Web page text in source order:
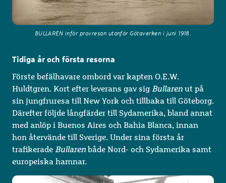
BULLAREN inför provresan utanför Götaverken i juni 1918.
Tidiga år och första resorna
Förste befälhavare ombord var kapten O.E.W.
Huldtgren. Kort efter leverans gav sig Bullaren ut på
sin jungfruresa till New York och tillbaka till Göteborg.
Därefter följde långfärder till Sydamerika, bland annat
med anlöp i Buenos Aires och Bahia Blanca, innan
hon återvände till Sverige. Under sina första år
trafikerade Bullaren både Nord- och Sydamerika samt
europeiska hamnar.